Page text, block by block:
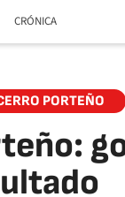
CRÓNICA
PORTEÑO